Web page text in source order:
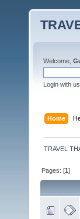
Welcome,
Login with
Home
TRAVEL
Pages: [1]